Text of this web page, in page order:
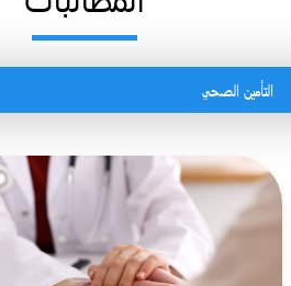
التأمين الصحي